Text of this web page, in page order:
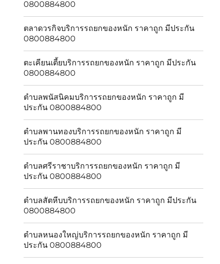
0800884800
ตลาดวรกิจบริการรถยกของหนัก ราคาถูก มีประกัน
0800884800
ตะเคียนเตี้ยบริการรถยกของหนัก ราคาถูก มีประกัน
0800884800
ตำบลพนัสนิคมบริการรถยกของหนัก ราคาถูก มี
ประกัน 0800884800
ตำบลพานทองบริการรถยกของหนัก ราคาถูก มี
ประกัน 0800884800
ตำบลศรีราชาบริการรถยกของหนัก ราคาถูก มี
ประกัน 0800884800
ตำบลสัตหีบบริการรถยกของหนัก ราคาถูก มีประกัน
0800884800
ตำบลหนองใหญ่บริการรถยกของหนัก ราคาถูก มี
ประกัน 0800884800